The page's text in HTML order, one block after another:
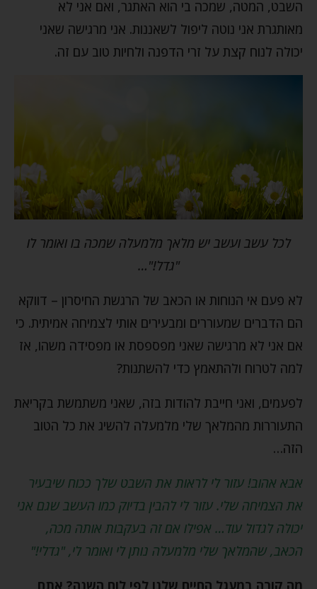
השבט, המטה, שמכה בי הוא האתגר, ואם אני לא
מאותגרת אני נוטה ליפול לשאננות. אני מרגישה שאני
יכולה לנוח קצת על זרי הדפנה ולחיות טוב עם זה.
לכל עשב ועשב יש מלאך מלמעלה שמכה בו ואומר לו
"גדל!"…
לא פעם אי הנוחות או הכאב של הרגשת החיסרון – דווקא
הם הדברים שמעוררים ומבעירים אותי לצמיחה אמיתית. כי
אם אני לא מרגישה שאני מפספסת או מפסידה משהו, אז
למה לטרוח ולהתאמץ כדי להשתנות?
לפעמים, ואני חייבת להודות בזה, שאני משתמשת בקריאת
התעוררות מהמלאך שלי מלמעלה להשיג את כל הטוב
הזה…
אבא אהוב! עזור לי לראות את השבט שלך ככוח שיבעיר
את הצמיחה שלי. עזור לי להבין בדיוק כמו העשב שגם אני
יכולה לגדול עוד… אפילו אם זה בעקבות אותה מכה,
הכאב, שהמלאך שלי מלמעלה נותן לי ואומר לי, "גדלי!"
מה קורה במעגל החיים שלנו לפי לוח השנה? אתם